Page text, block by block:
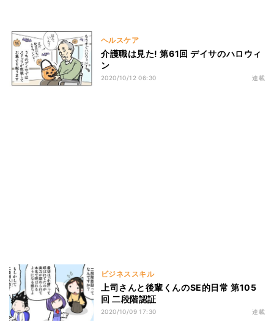
ヘルスケア
介護職は見た! 第61回 デイサのハロウィ
ン
2020/10/12 06:30 連載
ビジネススキル
上司さんと後輩くんのSE的日常 第105
回 二段階認証
2020/10/09 17:30 連載